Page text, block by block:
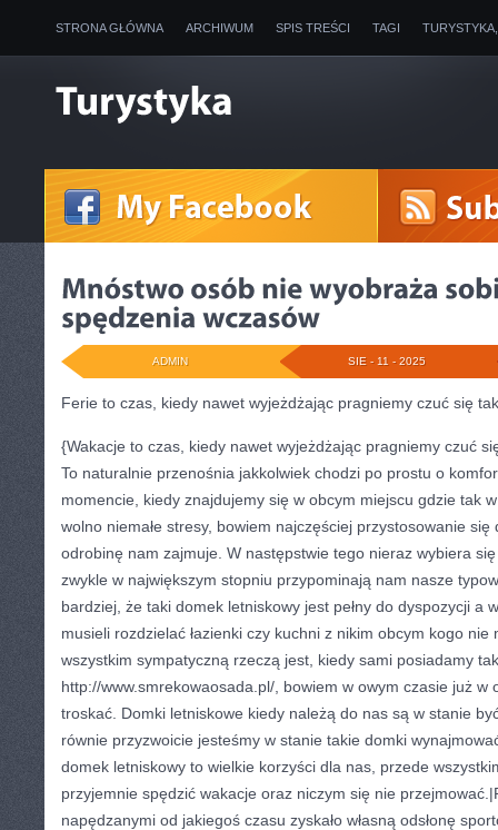
STRONA GŁÓWNA ARCHIWUM SPIS TREŚCI TAGI
SIE - 11 - 2025
ADMIN
Ferie to czas, kiedy nawet wyjeżdżając pragniemy czuć się
{Wakacje to czas, kiedy nawet wyjeżdżając pragniemy czuć
To naturalnie przenośnia jakkolwiek chodzi po prostu o
momencie, kiedy znajdujemy się w obcym miejscu gdzie tak
wolno niemałe stresy, bowiem najczęściej przystosowanie
odrobinę nam zajmuje. W następstwie tego nieraz wybiera
zwykle w największym stopniu przypominają nam nasze
bardziej, że taki domek letniskowy jest pełny do dyspozycji a
musieli rozdzielać łazienki czy kuchni z nikim obcym kogo
wszystkim sympatyczną rzeczą jest, kiedy sami posiadamy
http://www.smrekowaosada.pl/, bowiem w owym czasie już w
troskać. Domki letniskowe kiedy należą do nas są w stanie
równie przyzwoicie jesteśmy w stanie takie domki
domek letniskowy to wielkie korzyści dla nas, przede
przyjemnie spędzić wakacje oraz niczym się nie
napędzanymi od jakiegoś czasu zyskało własną odsłonę